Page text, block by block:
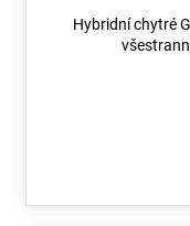
Hybridní chytré